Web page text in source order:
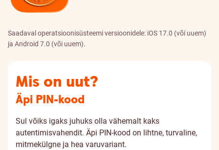
Saadaval operatsioonisüsteemi versioonidele: iOS 17.0 (või uuem)
ja Android 7.0 (või uuem).
Mis on uut?
Äpi PIN-kood
Sul võiks igaks juhuks olla vähemalt kaks
autentimisvahendit. Äpi PIN-kood on lihtne, turvaline,
mitmekülgne ja hea varuvariant.